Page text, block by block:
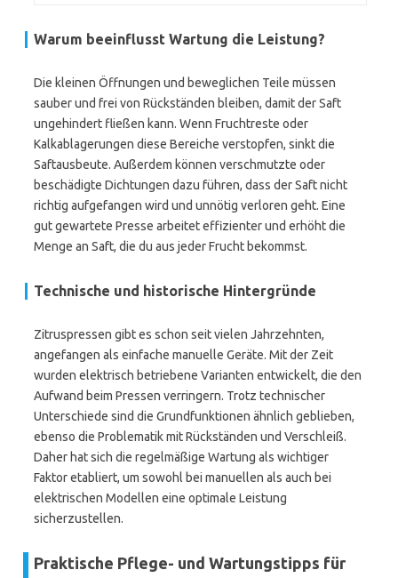
Warum beeinflusst Wartung die Leistung?
Die kleinen Öffnungen und beweglichen Teile müssen
sauber und frei von Rückständen bleiben, damit der Saft
ungehindert fließen kann. Wenn Fruchtreste oder
Kalkablagerungen diese Bereiche verstopfen, sinkt die
Saftausbeute. Außerdem können verschmutzte oder
beschädigte Dichtungen dazu führen, dass der Saft nicht
richtig aufgefangen wird und unnötig verloren geht. Eine
gut gewartete Presse arbeitet effizienter und erhöht die
Menge an Saft, die du aus jeder Frucht bekommst.
Technische und historische Hintergründe
Zitruspressen gibt es schon seit vielen Jahrzehnten,
angefangen als einfache manuelle Geräte. Mit der Zeit
wurden elektrisch betriebene Varianten entwickelt, die den
Aufwand beim Pressen verringern. Trotz technischer
Unterschiede sind die Grundfunktionen ähnlich geblieben,
ebenso die Problematik mit Rückständen und Verschleiß.
Daher hat sich die regelmäßige Wartung als wichtiger
Faktor etabliert, um sowohl bei manuellen als auch bei
elektrischen Modellen eine optimale Leistung
sicherzustellen.
Praktische Pflege- und Wartungstipps für